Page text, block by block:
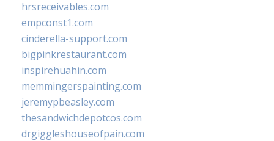
hrsreceivables.com
empconst1.com
cinderella-support.com
bigpinkrestaurant.com
inspirehuahin.com
memmingerspainting.com
jeremypbeasley.com
thesandwichdepotcos.com
drgiggleshouseofpain.com